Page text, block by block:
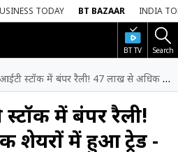
TODAY BT BAZAAR INDIA
BT TV Search
बंपर रैली! 47 लाख से अधिक शेयरों में हुआ ट्रेड - 1 हफ्ते में मिला 22% से ज्यादा रिटर्न
में बंपर रैली!
शेयरों में हुआ ट्रेड -